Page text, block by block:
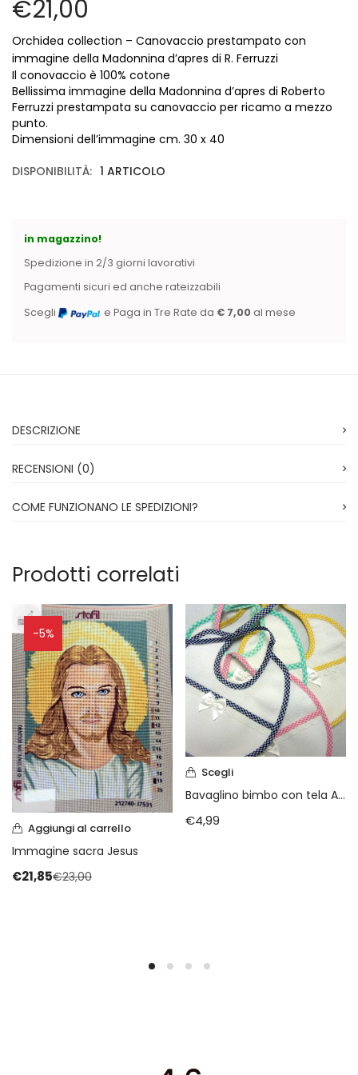
Vintage (165)
€21,00
Orchidea collection – Canovaccio prestampato con
immagine della Madonnina d’apres di R. Ferruzzi
Il conovaccio è 100% cotone
Bellissima immagine della Madonnina d’apres di Roberto
Ferruzzi prestampata su canovaccio per ricamo a mezzo
punto.
Dimensioni dell’immagine cm. 30 x 40
DISPONIBILITÀ: 1 ARTICOLO
in magazzino!
Spedizione in 2/3 giorni lavorativi
Pagamenti sicuri ed anche rateizzabili
Scegli
e Paga in Tre Rate da € 7,00 al mese
DESCRIZIONE
RECENSIONI (0)
COME FUNZIONANO LE SPEDIZIONI?
Prodotti correlati
-5%
Aggiungi al carrello
Immagine sacra Jesus
€21,85€23,00
Scegli
Bavaglino bimbo con tela Aida
€4,99